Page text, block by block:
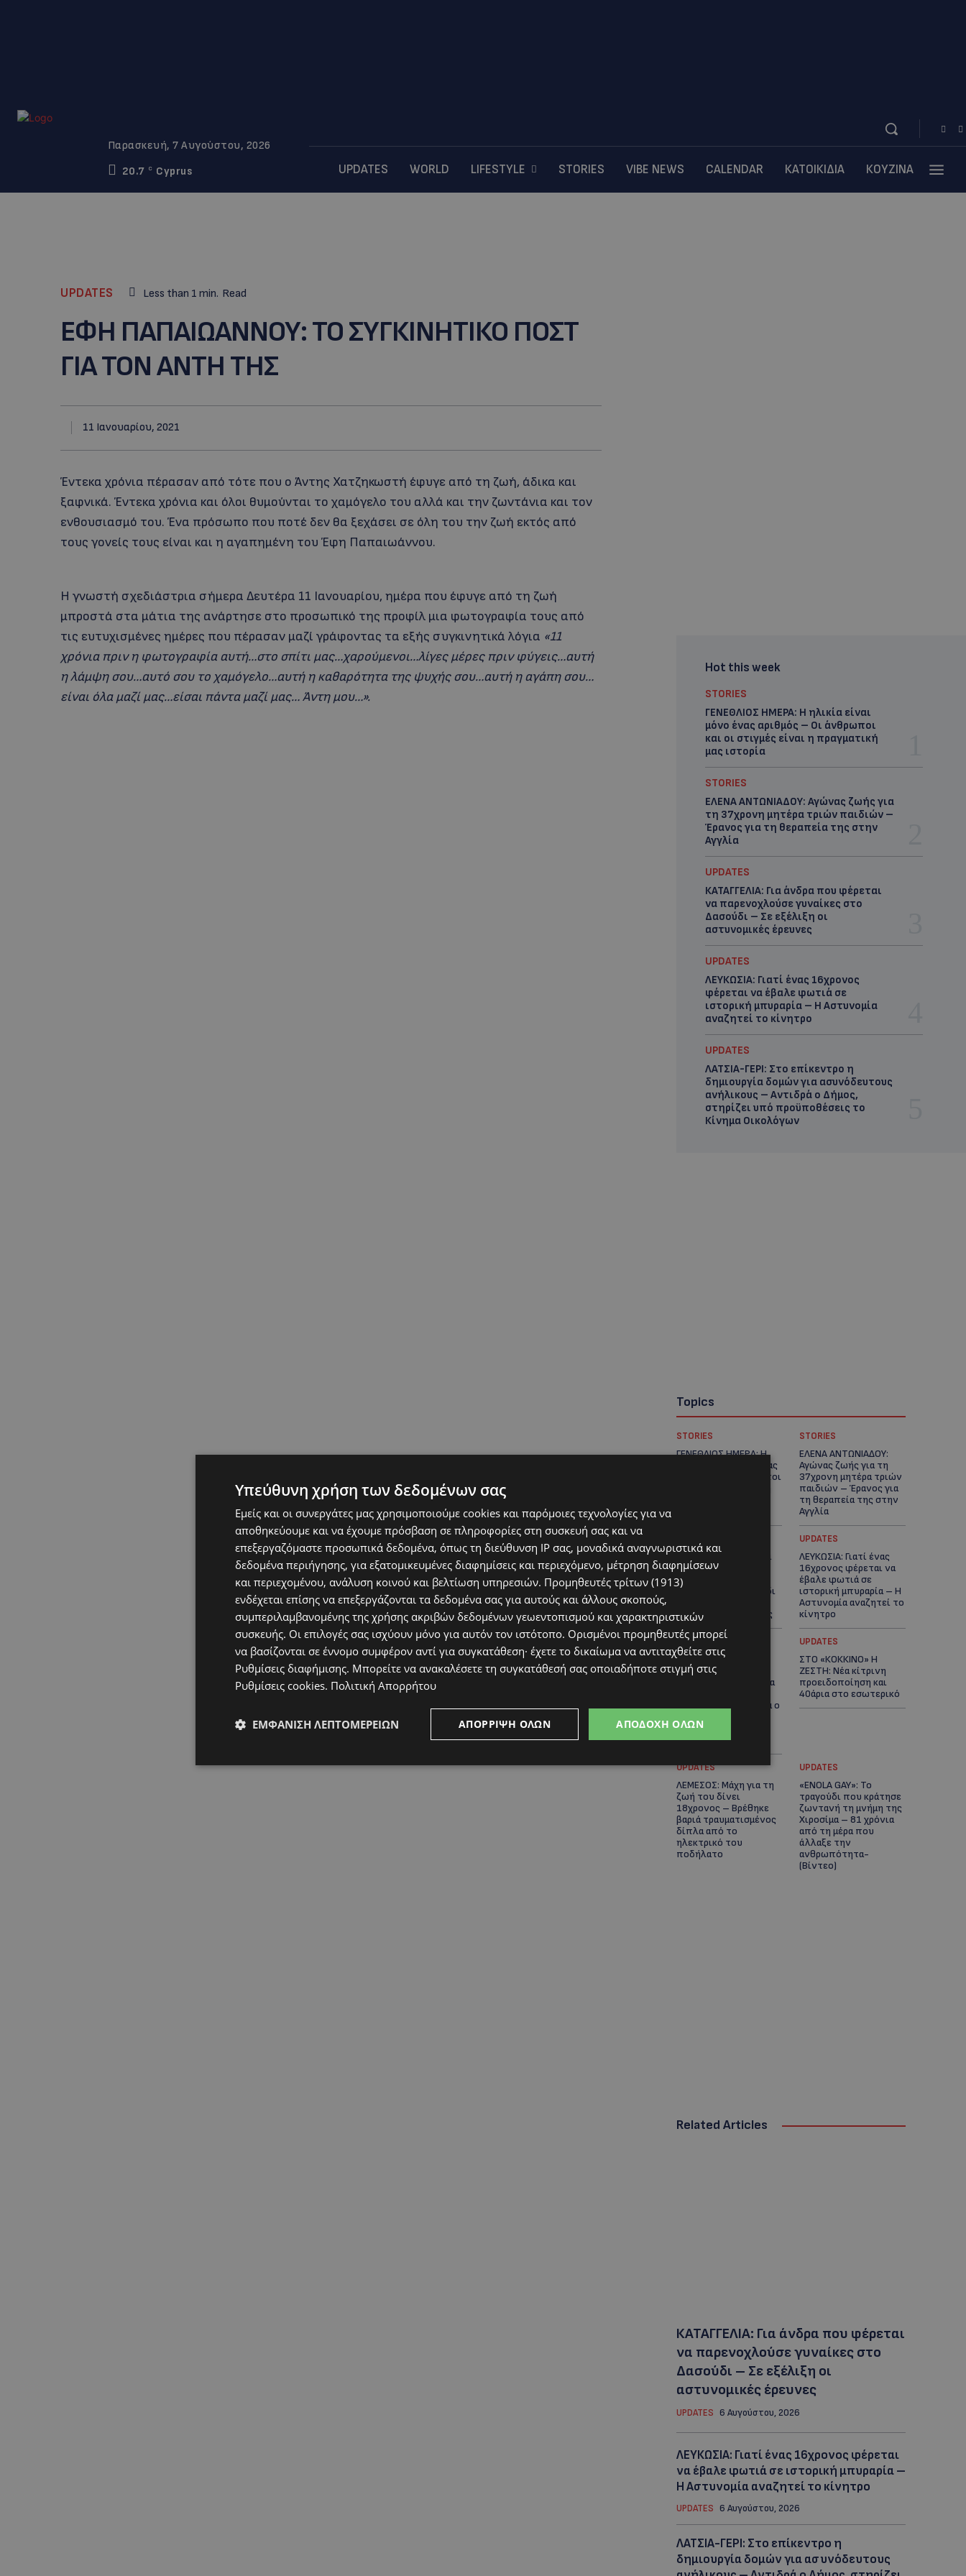
Παρασκευή, 7 Αυγούστου, 2026
20.7
C Cyprus UPDATES WORLD LIFESTYLE STORIES VIBE NEWS CALENDAR ΚΑΤΟΙΚΙΔΙΑ ΚΟΥΖΙΝΑ
UPDATES Less than 1 min. Read
EΦΗ ΠΑΠΑΙΩΑΝΝΟΥ: TO ΣΥΓΚΙΝΗΤΙΚΟ ΠΟΣΤ
ΓΙΑ ΤΟΝ ΑΝΤΗ ΤΗΣ
11 Ιανουαρίου, 2021
Έντεκα χρόνια πέρασαν από τότε που ο Άντης Χατζηκωστή έφυγε από τη ζωή, άδικα και
ξαφνικά. Έντεκα χρόνια και όλοι θυμούνται το χαμόγελο του αλλά και την ζωντάνια και τον
ενθουσιασμό του. Ένα πρόσωπο που ποτέ δεν θα ξεχάσει σε όλη του την ζωή εκτός από
τους γονείς τους είναι και η αγαπημένη του Έφη Παπαιωάννου.
Η γνωστή σχεδιάστρια σήμερα Δευτέρα 11 Ιανουαρίου, ημέρα που έφυγε από τη ζωή
μπροστά στα μάτια της ανάρτησε στο προσωπικό της προφίλ μια φωτογραφία τους από
τις ευτυχισμένες ημέρες που πέρασαν μαζί γράφοντας τα εξής συγκινητικά λόγια «11
χρόνια πριν η φωτογραφία αυτή…στο σπίτι μας…χαρούμενοι…λίγες μέρες πριν φύγεις…αυτή
η λάμψη σου…αυτό σου το χαμόγελο…αυτή η καθαρότητα της ψυχής σου…αυτή η αγάπη σου…
είναι όλα μαζί μας…είσαι πάντα μαζί μας… Άντη μου…».
Hot this week
STORIES
ΓΕΝΕΘΛΙΟΣ ΗΜΕΡΑ: Η ηλικία είναι
μόνο ένας αριθμός – Οι άνθρωποι
και οι στιγμές είναι η πραγματική
μας ιστορία
STORIES
ΕΛΕΝΑ ΑΝΤΩΝΙΑΔΟΥ: Αγώνας ζωής για
τη 37χρονη μητέρα τριών παιδιών –
Έρανος για τη θεραπεία της στην
Αγγλία
UPDATES
ΚΑΤΑΓΓΕΛΙΑ: Για άνδρα που φέρεται
να παρενοχλούσε γυναίκες στο
Δασούδι – Σε εξέλιξη οι
αστυνομικές έρευνες
UPDATES
ΛΕΥΚΩΣΙΑ: Γιατί ένας 16χρονος
φέρεται να έβαλε φωτιά σε
ιστορική μπυραρία – Η Αστυνομία
αναζητεί το κίνητρο
UPDATES
ΛΑΤΣΙΑ-ΓΕΡΙ: Στο επίκεντρο η
δημιουργία δομών για ασυνόδευτους
ανήλικους – Αντιδρά ο Δήμος,
στηρίζει υπό προϋποθέσεις το
Κίνημα Οικολόγων
Topics
STORIES
ΓΕΝΕΘΛΙΟΣ ΗΜΕΡΑ: Η
ηλικία είναι μόνο ένας
αριθμός – Οι άνθρωποι
STORIES
ΕΛΕΝΑ ΑΝΤΩΝΙΑΔΟΥ:
Αγώνας ζωής για τη
37χρονη μητέρα τριών
παιδιών – Έρανος για
τη θεραπεία της στην
Αγγλία
ΚΑΤΑΓΓΕΛΙΑ: Για άνδρα
που φέρεται να
παρενοχλούσε
γυναίκες στο Δασούδι
αστυνομικές έρευνες
UPDATES
ΛΕΥΚΩΣΙΑ: Γιατί ένας
16χρονος φέρεται να
έβαλε φωτιά σε
ιστορική μπυραρία – Η
Αστυνομία αναζητεί το
κίνητρο
UPDATES
ΛΑΤΣΙΑ-ΓΕΡΙ: Στο
επίκεντρο η
δημιουργία δομών για
ανήλικους – Αντιδρά ο
προϋποθέσεις το
Κίνημα Οικολόγων
UPDATES
ΣΤΟ «ΚΟΚΚΙΝΟ» Η
ΖΕΣΤΗ: Νέα κίτρινη
προειδοποίηση και
40άρια στο εσωτερικό
UPDATES
ΛΕΜΕΣΟΣ: Μάχη για τη
ζωή του δίνει
18χρονος – Βρέθηκε
βαριά τραυματισμένος
δίπλα από το
ηλεκτρικό του
ποδήλατο
UPDATES
«ENOLA GAY»: Το
τραγούδι που κράτησε
ζωντανή τη μνήμη της
Χιροσίμα – 81 χρόνια
από τη μέρα που
άλλαξε την
ανθρωπότητα-
(Bίντεο)
Related Articles
ΚΑΤΑΓΓΕΛΙΑ: Για άνδρα που φέρεται
να παρενοχλούσε γυναίκες στο
Δασούδι – Σε εξέλιξη οι
αστυνομικές έρευνες
UPDATES 6 Αυγούστου, 2026
ΛΕΥΚΩΣΙΑ: Γιατί ένας 16χρονος φέρεται
να έβαλε φωτιά σε ιστορική μπυραρία –
Η Αστυνομία αναζητεί το κίνητρο
UPDATES 6 Αυγούστου, 2026
ΛΑΤΣΙΑ-ΓΕΡΙ: Στο επίκεντρο η
δημιουργία δομών για ασυνόδευτους
Υπεύθυνη χρήση των δεδομένων σας
Εμείς και οι συνεργάτες μας χρησιμοποιούμε cookies και παρόμοιες τεχνολογίες για να
αποθηκεύουμε και να έχουμε πρόσβαση σε πληροφορίες στη συσκευή σας και να
επεξεργαζόμαστε προσωπικά δεδομένα, όπως τη διεύθυνση IP σας, μοναδικά αναγνωριστικά και
δεδομένα περιήγησης, για εξατομικευμένες διαφημίσεις και περιεχόμενο, μέτρηση διαφημίσεων
και περιεχομένου, ανάλυση κοινού και βελτίωση υπηρεσιών. Προμηθευτές τρίτων (1913)
ενδέχεται επίσης να επεξεργάζονται τα δεδομένα σας για αυτούς και άλλους σκοπούς,
συμπεριλαμβανομένης της χρήσης ακριβών δεδομένων γεωεντοπισμού και χαρακτηριστικών
συσκευής. Οι επιλογές σας ισχύουν μόνο για αυτόν τον ιστότοπο. Ορισμένοι προμηθευτές μπορεί
να βασίζονται σε έννομο συμφέρον αντί για συγκατάθεση· έχετε το δικαίωμα να αντιταχθείτε στις
Ρυθμίσεις διαφήμισης. Μπορείτε να ανακαλέσετε τη συγκατάθεσή σας οποιαδήποτε στιγμή στις
Ρυθμίσεις cookies. Πολιτική Απορρήτου
ΑΠΟΔΟΧΉ ΌΛΩΝ
ΑΠΌΡΡΙΨΗ ΌΛΩΝ
ΕΜΦΆΝΙΣΗ ΛΕΠΤΟΜΕΡΕΙΏΝ